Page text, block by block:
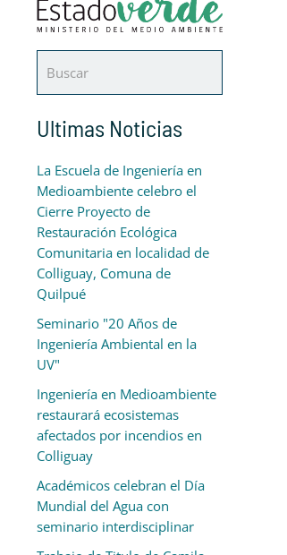
Ultimas Noticias
La Escuela de Ingeniería en
Medioambiente celebro el
Cierre Proyecto de
Restauración Ecológica
Comunitaria en localidad de
Colliguay, Comuna de
Quilpué
Seminario "20 Años de
Ingeniería Ambiental en la
UV"
Ingeniería en Medioambiente
restaurará ecosistemas
afectados por incendios en
Colliguay
Académicos celebran el Día
Mundial del Agua con
seminario interdisciplinar